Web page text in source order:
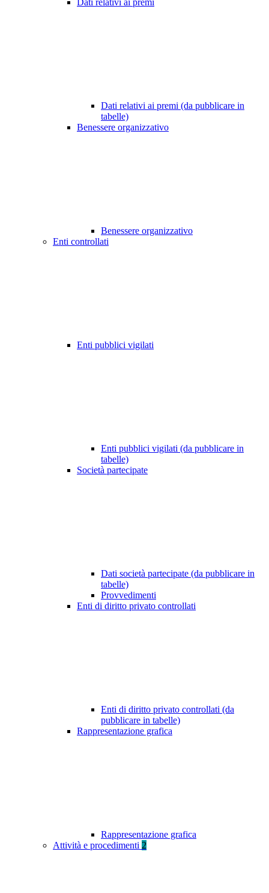
Dati relativi ai premi
Dati relativi ai premi (da pubblicare in
tabelle)
Benessere organizzativo
Benessere organizzativo
Enti controllati
Enti pubblici vigilati
Enti pubblici vigilati (da pubblicare in
tabelle)
Società partecipate
Dati società partecipate (da pubblicare in
tabelle)
Provvedimenti
Enti di diritto privato controllati
Enti di diritto privato controllati (da
pubblicare in tabelle)
Rappresentazione grafica
Rappresentazione grafica
Attività e procedimenti 2